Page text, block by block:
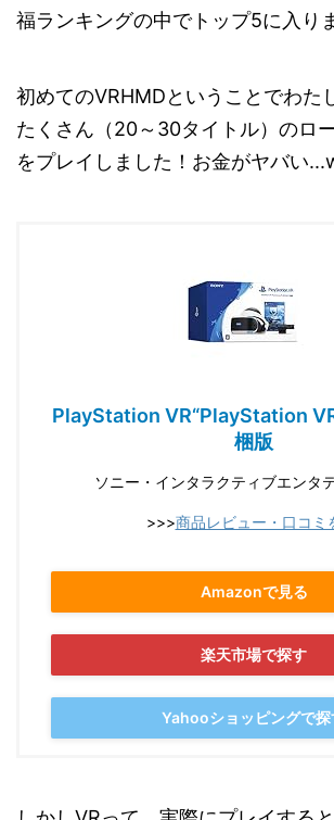
福ランキングの中でトップ5に入り
初めてのVRHMDということでわた
たくさん（20～30タイトル）のロ
をプレイしました！お金がヤバい
PlayStation VR“PlayStation
梱版
ソニー・インタラクティブエンタ
>>>商品レビュー・口コミ
Amazonで見る
楽天市場で探す
Yahooショッピングで探